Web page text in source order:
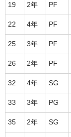
19 2年 PF
22 4年 PF
25 3年 PF
26 2年 PF
32 4年 SG
33 3年 PG
35 2年 SG